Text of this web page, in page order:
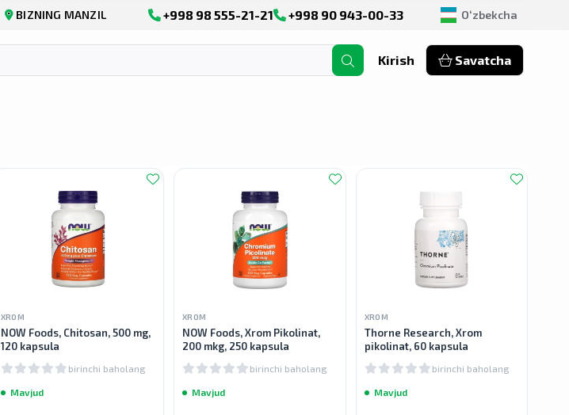
BIZNING MANZIL +998 98 555-21-21 +998 90 943-00-33 Оʻzbekcha
Kirish Savatcha
XROM
NOW Foods, Chitosan, 500 mg,
120 kapsula
birinchi baholang
Mavjud
XROM
NOW Foods, Xrom Pikolinat,
200 mkg, 250 kapsula
birinchi baholang
Mavjud
XROM
Thorne Research, Xrom
pikolinat, 60 kapsula
birinchi baholang
Mavjud